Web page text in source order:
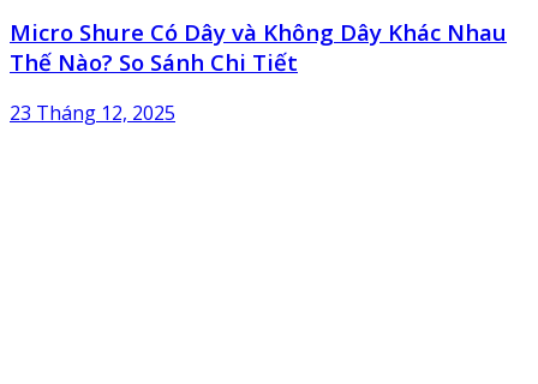
Micro Shure Có Dây và Không Dây Khác Nhau
Thế Nào? So Sánh Chi Tiết
23 Tháng 12, 2025